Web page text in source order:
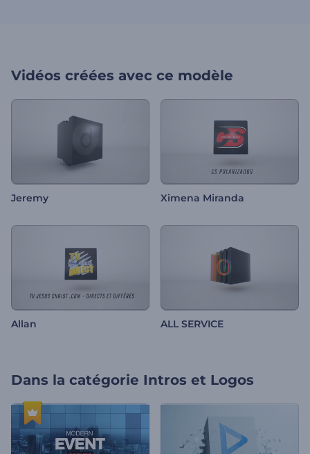
Vidéos créées avec ce modèle
Jeremy Ximena Miranda
Allan ALL SERVICE
Dans la catégorie Intros et Logos